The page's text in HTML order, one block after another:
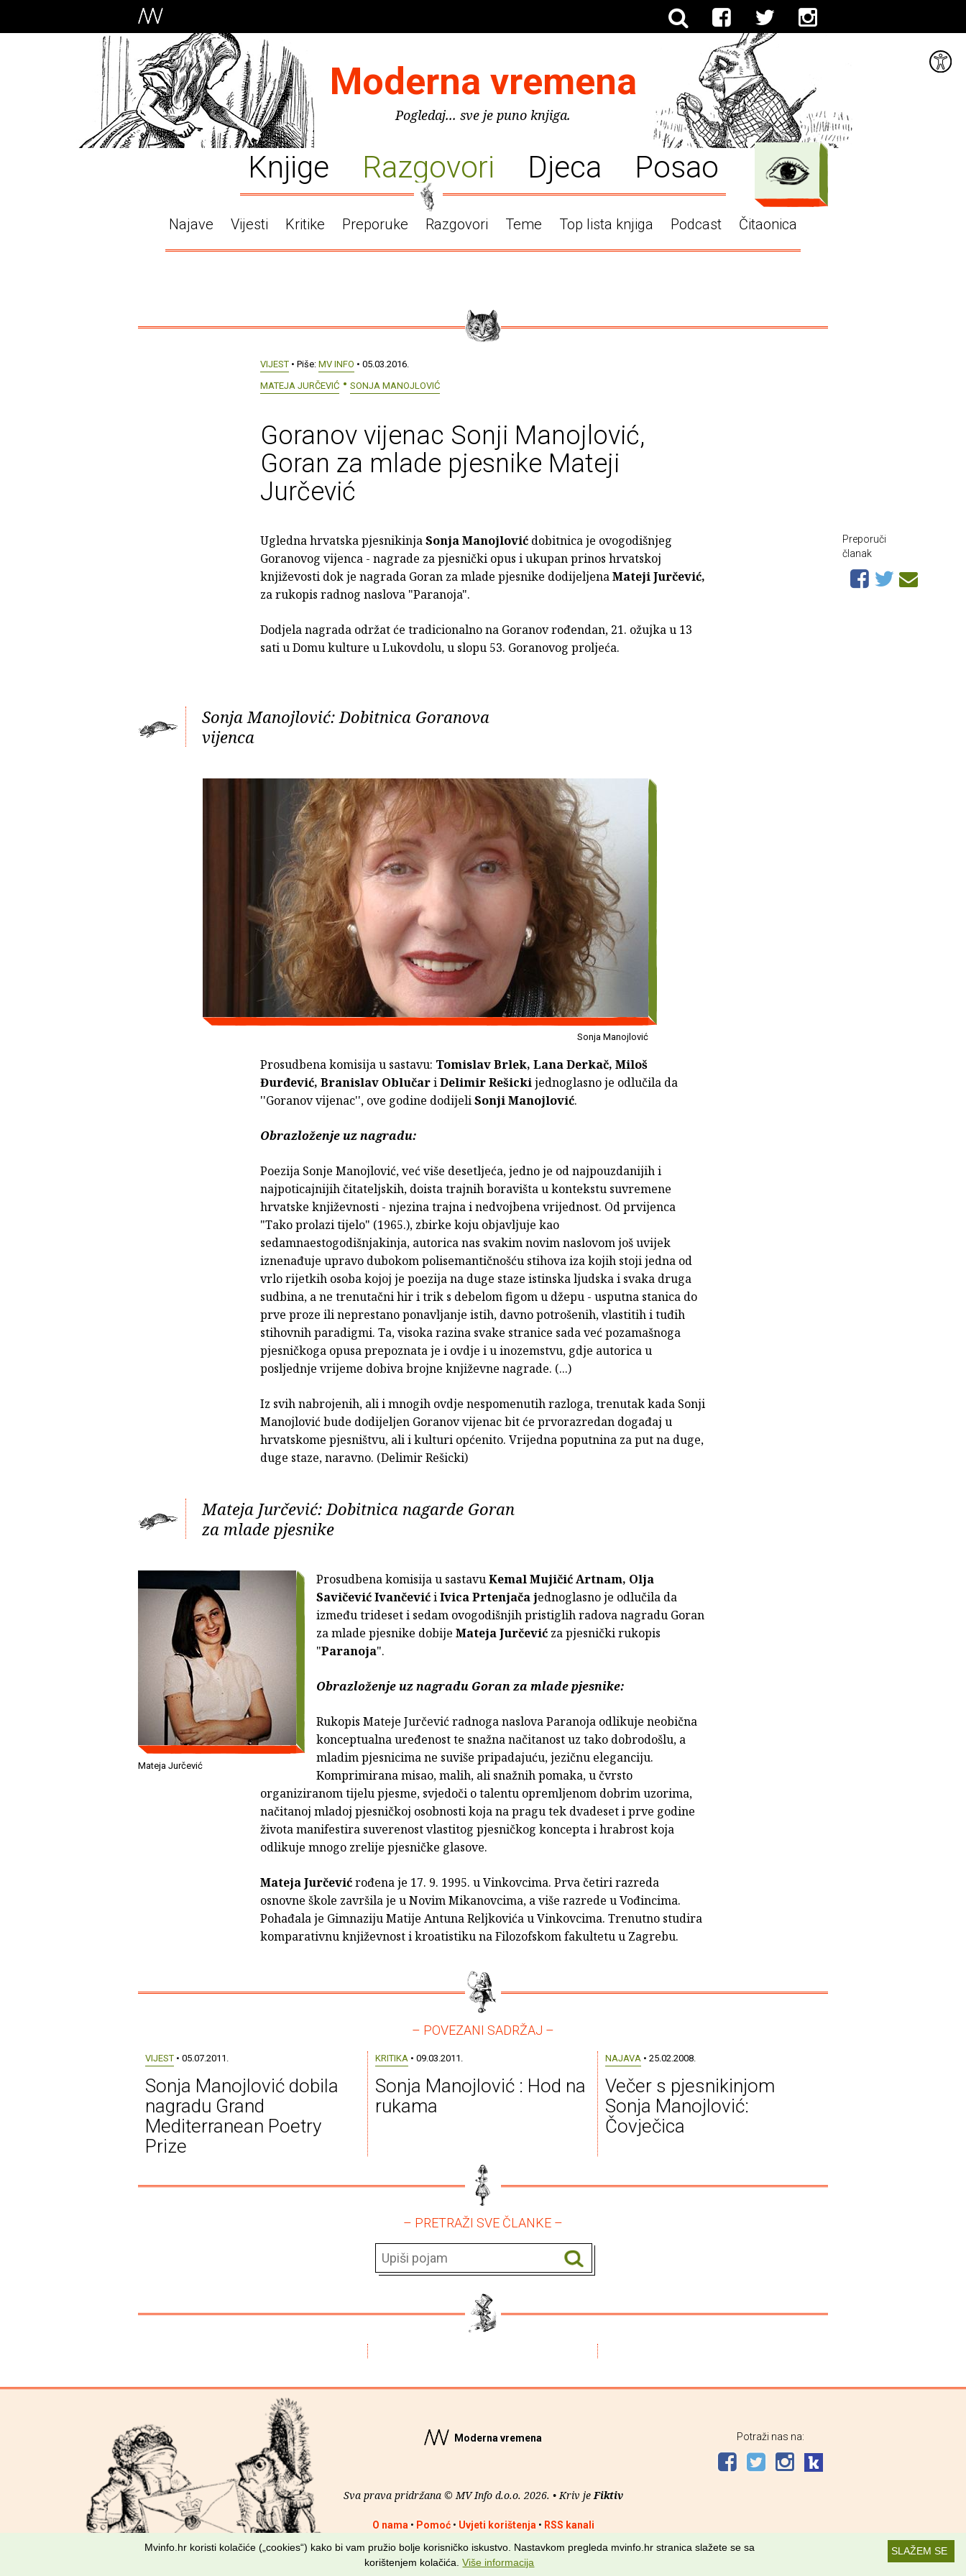
Moderna vremena
Pogledaj... sve je puno knjiga.
Knjige Razgovori Djeca Posao
Najave Vijesti Kritike Preporuke Razgovori Teme Top lista knjiga Podcast Čitaonica
VIJEST • Piše: MV INFO • 05.03.2016.
MATEJA JURČEVIĆ
SONJA MANOJLOVIĆ
Goranov vijenac Sonji Manojlović,
Goran za mlade pjesnike Mateji
Jurčević
Ugledna hrvatska pjesnikinjaSonja Manojlović dobitnica je ovogodišnjeg
Goranovog vijenca - nagrade za pjesnički opus i ukupan prinos hrvatskoj
književosti dok je nagrada Goran za mlade pjesnike dodijeljenaMateji Jurčević,
za rukopis radnog naslova "Paranoja".
Dodjela nagrada održat će tradicionalno na Goranov rođendan, 21. ožujka u 13
sati u Domu kulture u Lukovdolu, u slopu 53. Goranovog proljeća.
Sonja Manojlović: Dobitnica Goranova
vijenca
Sonja Manojlović
Prosudbena komisija u sastavu: Tomislav Brlek, Lana Derkač, Miloš
Đurđević, Branislav OblučariDelimir Rešickijednoglasno je odlučila da
''Goranov vijenac'', ove godine dodijeliSonji Manojlović.
Obrazloženje uz nagradu:
Poezija Sonje Manojlović, već više desetljeća, jedno je od najpouzdanijih i
najpoticajnijih čitateljskih, doista trajnih boravišta u kontekstu suvremene
hrvatske književnosti - njezina trajna i nedvojbena vrijednost. Od prvijenca
"Tako prolazi tijelo" (1965.), zbirke koju objavljuje kao
sedamnaestogodišnjakinja, autorica nas svakim novim naslovom još uvijek
iznenađuje upravo dubokom polisemantičnošću stihova iza kojih stoji jedna od
vrlo rijetkih osoba kojoj je poezija na duge staze istinska ljudska i svaka druga
sudbina, a ne trenutačni hir i trik s debelom figom u džepu - usputna stanica do
prve proze ili neprestano ponavljanje istih, davno potrošenih, vlastitih i tuđih
stihovnih paradigmi. Ta, visoka razina svake stranice sada već pozamašnoga
pjesničkoga opusa prepoznata je i ovdje i u inozemstvu, gdje autorica u
posljednje vrijeme dobiva brojne književne nagrade. (...)
Iz svih nabrojenih, ali i mnogih ovdje nespomenutih razloga, trenutak kada Sonji
Manojlović bude dodijeljen Goranov vijenac bit će prvorazredan događaj u
hrvatskome pjesništvu, ali i kulturi općenito. Vrijedna poputnina za put na duge,
duge staze, naravno. (Delimir Rešicki)
Mateja Jurčević: Dobitnica nagarde Goran
za mlade pjesnike
Mateja Jurčević
Prosudbena komisija u sastavuKemal Mujičić Artnam, Olja
Savičević IvančevićiIvica Prtenjača jednoglasno je odlučila da
između trideset i sedam ovogodišnjih pristiglih radova nagradu Goran
za mlade pjesnike dobije Mateja Jurčević za pjesnički rukopis
"Paranoja".
Obrazloženje uz nagradu Goran za mlade pjesnike:
Rukopis Mateje Jurčević radnoga naslova Paranoja odlikuje neobična
konceptualna uređenost te snažna načitanost uz tako dobrodošlu, a
mladim pjesnicima ne suviše pripadajuću, jezičnu eleganciju.
Komprimirana misao, malih, ali snažnih pomaka, u čvrsto
organiziranom tijelu pjesme, svjedoči o talentu opremljenom dobrim uzorima,
načitanoj mladoj pjesničkoj osobnosti koja na pragu tek dvadeset i prve godine
života manifestira suverenost vlastitog pjesničkog koncepta i hrabrost koja
odlikuje mnogo zrelije pjesničke glasove.
Mateja Jurčevićrođena je 17. 9. 1995. u Vinkovcima. Prva četiri razreda
osnovne škole završila je u Novim Mikanovcima, a više razrede u Vođincima.
Pohađala je Gimnaziju Matije Antuna Reljkovića u Vinkovcima. Trenutno studira
komparativnu književnost i kroatistiku na Filozofskom fakultetu u Zagrebu.
Preporuči
članak
– POVEZANI SADRŽAJ –
VIJEST• 05.07.2011.
Sonja Manojlović dobila
nagradu Grand
Mediterranean Poetry
Prize
KRITIKA• 09.03.2011.
Sonja Manojlović : Hod na
rukama
NAJAVA• 25.02.2008.
Večer s pjesnikinjom
Sonja Manojlović:
Čovječica
– PRETRAŽI SVE ČLANKE –
Moderna vremena
Sva prava pridržana © MV Info d.o.o. 2026. • Kriv jeFiktiv
O nama • Pomoć• Uvjeti korištenja • RSS kanali
Potraži nas na:
SLAŽEM SE
Mvinfo.hr koristi kolačiće („cookies“) kako bi vam pružio bolje korisničko iskustvo. Nastavkom pregleda mvinfo.hr stranica slažete se sa
korištenjem kolačića.Više informacija